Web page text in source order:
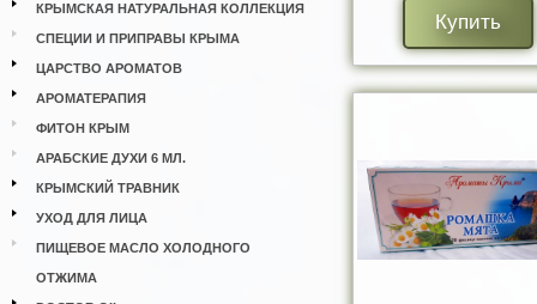
КРЫМСКАЯ НАТУРАЛЬНАЯ КОЛЛЕКЦИЯ
СПЕЦИИ И ПРИПРАВЫ КРЫМА
ЦАРСТВО АРОМАТОВ
АРОМАТЕРАПИЯ
ФИТОН КРЫМ
АРАБСКИЕ ДУХИ 6 МЛ.
КРЫМСКИЙ ТРАВНИК
УХОД ДЛЯ ЛИЦА
ПИЩЕВОЕ МАСЛО ХОЛОДНОГО
ОТЖИМА
Купить